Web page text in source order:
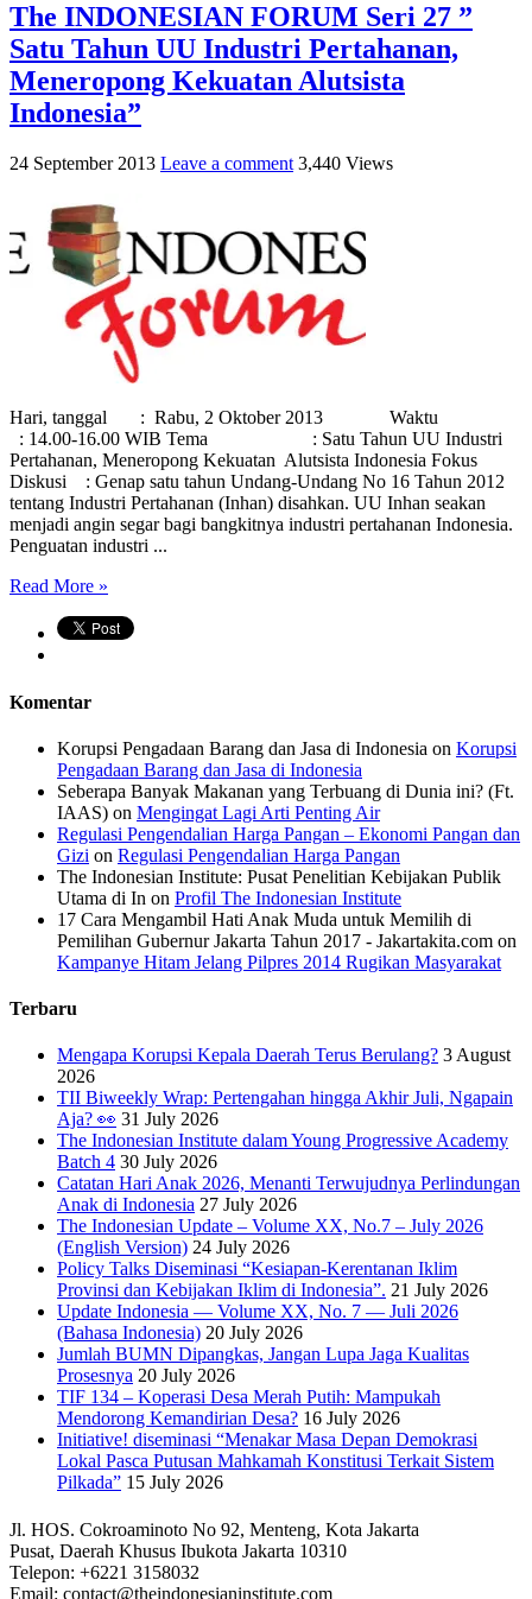
The INDONESIAN FORUM Seri 27 ”
Satu Tahun UU Industri Pertahanan,
Meneropong Kekuatan Alutsista
Indonesia”
24 September 2013 Leave a comment 3,440 Views
Hari, tanggal : Rabu, 2 Oktober 2013 Waktu
: 14.00-16.00 WIB Tema : Satu Tahun UU Industri
Pertahanan, Meneropong Kekuatan Alutsista Indonesia Fokus
Diskusi : Genap satu tahun Undang-Undang No 16 Tahun 2012
tentang Industri Pertahanan (Inhan) disahkan. UU Inhan seakan
menjadi angin segar bagi bangkitnya industri pertahanan Indonesia.
Penguatan industri ...
Read More »
Komentar
Korupsi Pengadaan Barang dan Jasa di Indonesia on Korupsi
Pengadaan Barang dan Jasa di Indonesia
Seberapa Banyak Makanan yang Terbuang di Dunia ini? (Ft.
IAAS) on Mengingat Lagi Arti Penting Air
Regulasi Pengendalian Harga Pangan – Ekonomi Pangan dan
Gizi on Regulasi Pengendalian Harga Pangan
The Indonesian Institute: Pusat Penelitian Kebijakan Publik
Utama di In on Profil The Indonesian Institute
17 Cara Mengambil Hati Anak Muda untuk Memilih di
Pemilihan Gubernur Jakarta Tahun 2017 - Jakartakita.com on
Kampanye Hitam Jelang Pilpres 2014 Rugikan Masyarakat
Terbaru
Mengapa Korupsi Kepala Daerah Terus Berulang? 3 August
2026
TII Biweekly Wrap: Pertengahan hingga Akhir Juli, Ngapain
Aja? 👀 31 July 2026
The Indonesian Institute dalam Young Progressive Academy
Batch 4 30 July 2026
Catatan Hari Anak 2026, Menanti Terwujudnya Perlindungan
Anak di Indonesia 27 July 2026
The Indonesian Update – Volume XX, No.7 – July 2026
(English Version) 24 July 2026
Policy Talks Diseminasi “Kesiapan-Kerentanan Iklim
Provinsi dan Kebijakan Iklim di Indonesia”. 21 July 2026
Update Indonesia — Volume XX, No. 7 — Juli 2026
(Bahasa Indonesia) 20 July 2026
Jumlah BUMN Dipangkas, Jangan Lupa Jaga Kualitas
Prosesnya 20 July 2026
TIF 134 – Koperasi Desa Merah Putih: Mampukah
Mendorong Kemandirian Desa? 16 July 2026
Initiative! diseminasi “Menakar Masa Depan Demokrasi
Lokal Pasca Putusan Mahkamah Konstitusi Terkait Sistem
Pilkada” 15 July 2026
Jl. HOS. Cokroaminoto No 92, Menteng, Kota Jakarta
Pusat, Daerah Khusus Ibukota Jakarta 10310
Telepon: +6221 3158032
Email: contact@theindonesianinstitute.com